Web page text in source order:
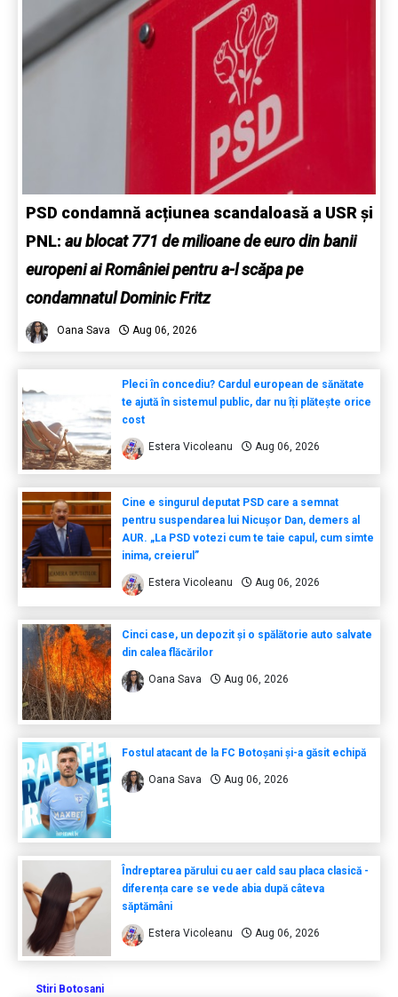
PSD condamnă acțiunea scandaloasă a USR și
PNL: au blocat 771 de milioane de euro din banii
europeni ai României pentru a-l scăpa pe
condamnatul Dominic Fritz
Oana Sava Aug 06, 2026
Pleci în concediu? Cardul european de sănătate
te ajută în sistemul public, dar nu îți plătește orice
cost
Estera Vicoleanu Aug 06, 2026
Cine e singurul deputat PSD care a semnat
pentru suspendarea lui Nicușor Dan, demers al
AUR. „La PSD votezi cum te taie capul, cum simte
inima, creierul”
Estera Vicoleanu Aug 06, 2026
Cinci case, un depozit și o spălătorie auto salvate
din calea flăcărilor
Oana Sava Aug 06, 2026
Fostul atacant de la FC Botoșani și-a găsit echipă
Oana Sava Aug 06, 2026
Îndreptarea părului cu aer cald sau placa clasică -
diferența care se vede abia după câteva
săptămâni
Estera Vicoleanu Aug 06, 2026
Stiri Botosani